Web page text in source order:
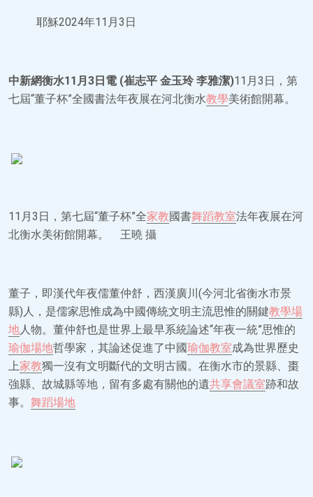
耶穌2024年11月3日
中新網衡水11月3日電 (崔志平 金玉玲 李雅潔)11月3日，第
七屆“董子杯”全國書法年夜展在河北衡水教學美術館開幕。
11月3日，第七屆“董子杯”全家教國書舞蹈教室法年夜展在河
北衡水美術館開幕。 王曉 攝
董子，即漢代年夜儒董仲舒，西漢廣川(今河北省衡水市景
縣)人，是儒家思惟成為中國傳統文明主流思惟的關鍵教學場
地人物。董仲舒也是世界上最早系統論述“年夜一統”思惟的
瑜伽場地哲學家，其論述促進了中國瑜伽教室成為世界歷史
上家教獨一沒有文明斷代的文明古國。在衡水市的景縣、棗
強縣、故城縣等地，留有多處有關他的遺共享會議室跡和故
事。 舞蹈場地